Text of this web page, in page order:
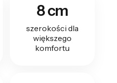
8 cm
szerokości dla
większego
komfortu